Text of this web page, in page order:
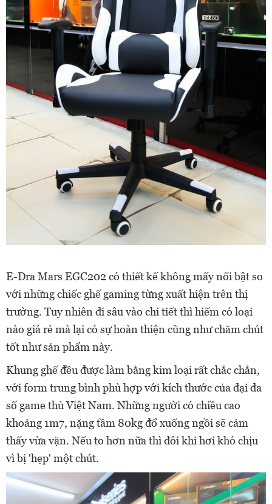
E-Dra Mars EGC202 có thiết kế không mấy nổi bật so
với những chiếc ghế gaming từng xuất hiện trên thị
trường. Tuy nhiên đi sâu vào chi tiết thì hiếm có loại
nào giá rẻ mà lại có sự hoàn thiện cũng như chăm chút
tốt như sản phẩm này.
Khung ghế đều được làm bằng kim loại rất chắc chắn,
với form trung bình phù hợp với kích thước của đại đa
số game thủ Việt Nam. Những người có chiều cao
khoảng 1m7, nặng tầm 80kg đổ xuống ngồi sẽ cảm
thấy vừa vặn. Nếu to hơn nữa thì đôi khi hơi khó chịu
vì bị 'hẹp' một chút.